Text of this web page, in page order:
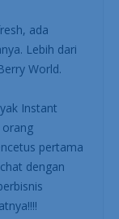
ada
Lebih dari
World.
Instant
orang
pertama
dengan